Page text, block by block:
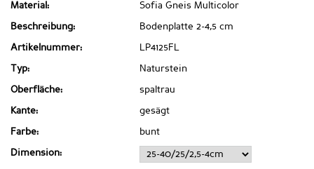
Material: Sofia Gneis Multicolor
Beschreibung: Bodenplatte 2-4,5 cm
Artikelnummer: LP4125FL
Typ: Naturstein
Oberfläche: spaltrau
Kante: gesägt
Farbe: bunt
Dimension: